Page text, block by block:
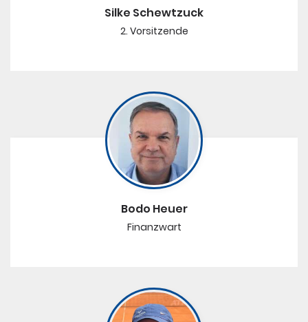
Silke Schewtzuck
2. Vorsitzende
Bodo Heuer
Finanzwart